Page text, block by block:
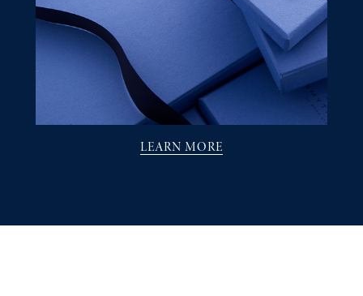
LEARN MORE